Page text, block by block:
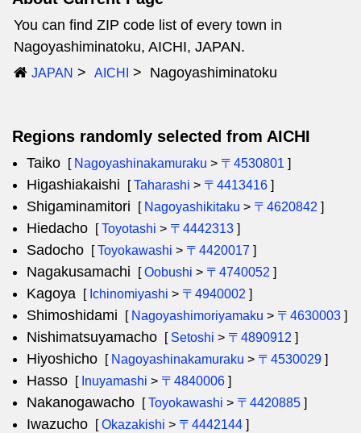
You can find ZIP code list of every town in
Nagoyashiminatoku, AICHI, JAPAN.
JAPAN AICHI Nagoyashiminatoku
Regions randomly selected from AICHI
Taiko [ Nagoyashinakamuraku > 〒4530801 ]
Higashiakaishi [Taharashi > 〒4413416 ]
Shigaminamitori [ Nagoyashikitaku > 〒4620842 ]
Hiedacho [Toyotashi > 〒4442313 ]
Sadocho [Toyokawashi > 〒4420017 ]
Nagakusamachi [Oobushi > 〒4740052 ]
Kagoya [ Ichinomiyashi > 〒4940002 ]
Shimoshidami [ Nagoyashimoriyamaku > 〒4630003 ]
Nishimatsuyamacho [ Setoshi > 〒4890912 ]
Hiyoshicho [ Nagoyashinakamuraku > 〒4530029 ]
Hasso [ Inuyamashi > 〒4840006 ]
Nakanogawacho [Toyokawashi > 〒4420885 ]
Iwazucho [Okazakishi > 〒4442144 ]